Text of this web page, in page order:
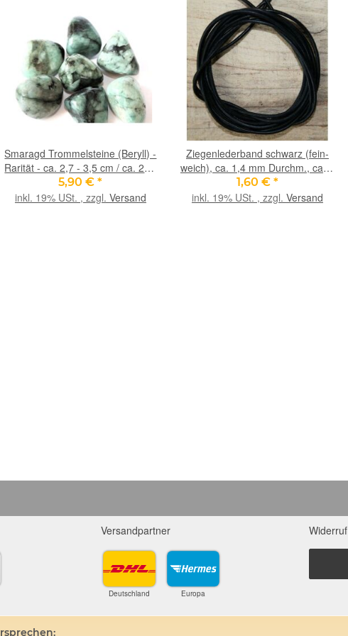
Smaragd Trommelsteine (Beryll) -
Rarität - ca. 2,7 - 3,5 cm / ca. 20 -
24 g/St
5,90 €*
inkl. 19% USt. , zzgl. Versand
Ziegenlederband schwarz (fein-
weich), ca. 1,4 mm Durchm., ca. 1
m lang
1,60 € *
inkl. 19% USt. , zzgl. Versand
Versandpartner
Deutschland Europa
Widerruf